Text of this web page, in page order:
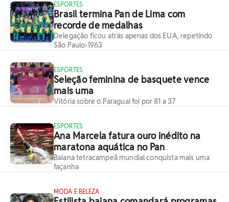
ESPORTES
Brasil termina Pan de Lima com
recorde de medalhas
Delegação ficou atrás apenas dos EUA, repetindo
São Paulo-1963
ESPORTES
Seleção feminina de basquete vence
mais uma
Vitória sobre o Paraguai foi por 81 a 37
ESPORTES
Ana Marcela fatura ouro inédito na
maratona aquática no Pan
Baiana tetracampeã mundial conquista mais uma
façanha
MODA E BELEZA